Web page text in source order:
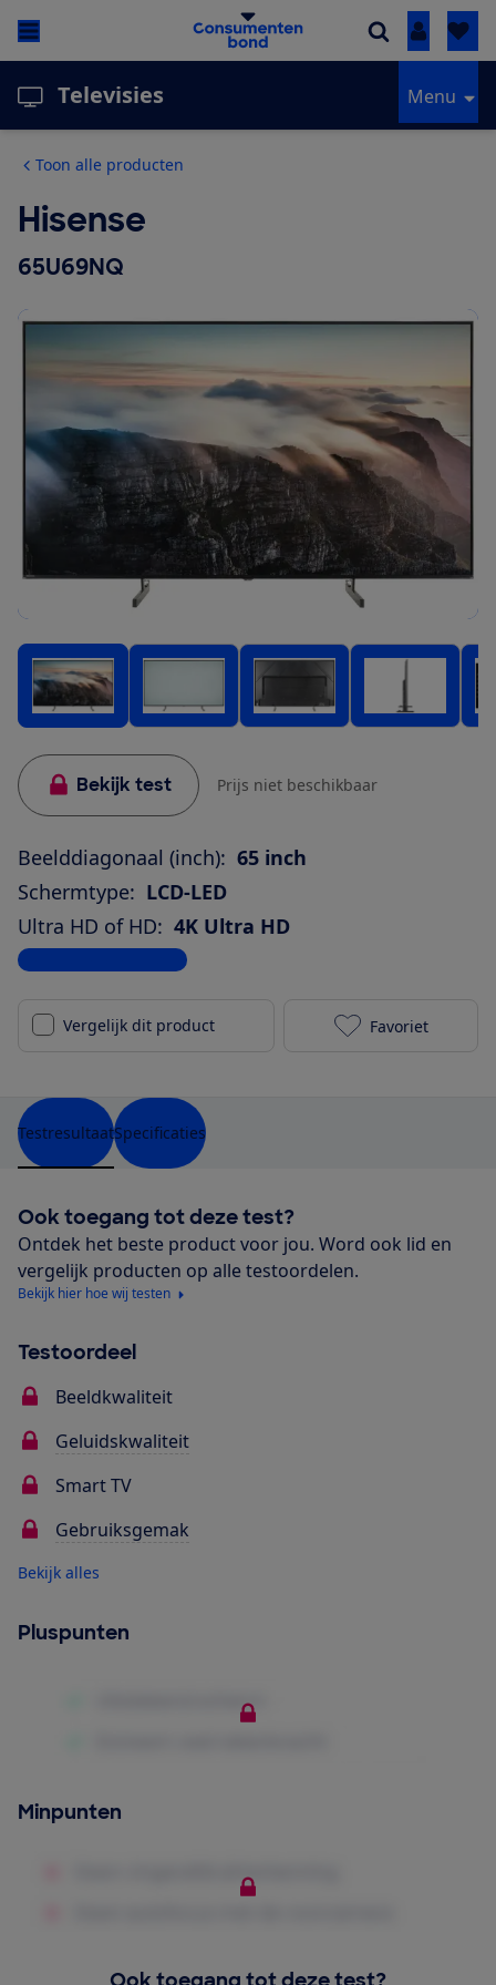
Inloggen
Televisies Menu
Toon alle producten
Hisense
65U69NQ
Bekijk test Prijs niet beschikbaar
Beelddiagonaal (inch): 65 inch
Schermtype: LCD-LED
Ultra HD of HD: 4K Ultra HD
Bekijk alle specificaties
Vergelijk dit product Hisense
Favoriet
TestresultaatSpecificaties
Ook toegang tot deze test?
Ontdek het beste product voor jou. Word ook lid en
vergelijk producten op alle testoordelen.
Bekijk hier hoe wij testen
Testoordeel
Beeldkwaliteit
Geluidskwaliteit
Smart TV
Gebruiksgemak
Bekijk alles
Pluspunten
Minpunten